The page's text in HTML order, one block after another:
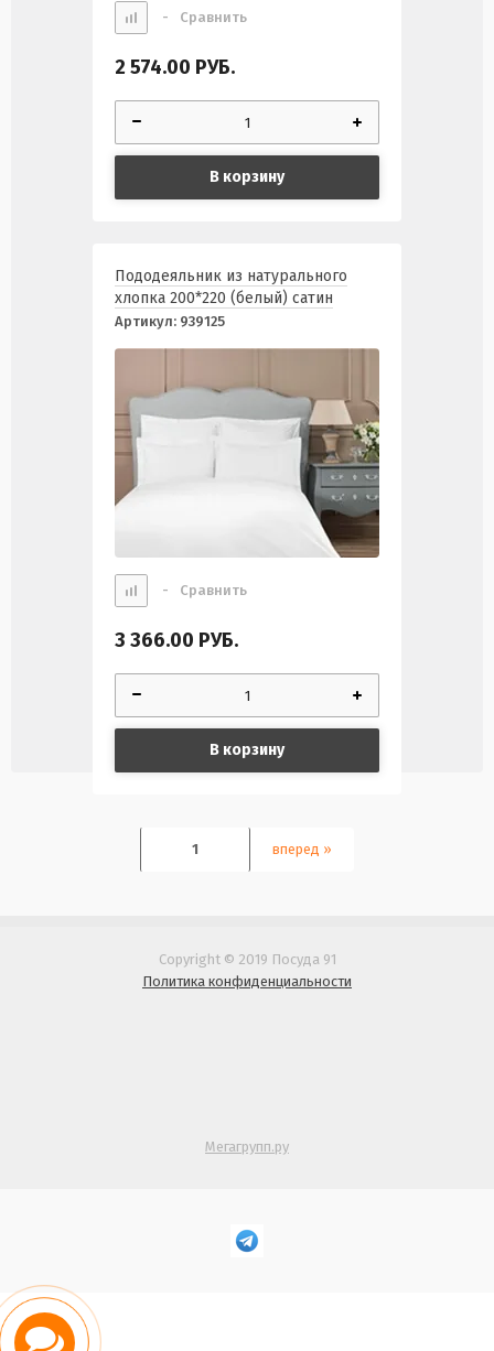
- Сравнить
2 574.00 РУБ.
В корзину
Пододеяльник из натурального
хлопка 200*220 (белый) сатин
Артикул: 939125
- Сравнить
3 366.00 РУБ.
В корзину
1 вперед »
Copyright © 2019 Посуда 91
Политика конфиденциальности
Мегагрупп.ру